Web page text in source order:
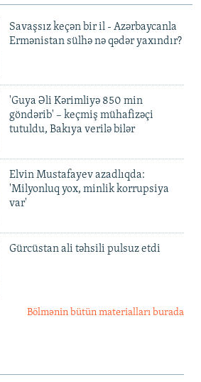
Savaşsız keçən bir il - Azərbaycanla
Ermənistan sülhə nə qədər yaxındır?
'Guya Əli Kərimliyə 850 min
göndərib' – keçmiş mühafizəçi
tutuldu, Bakıya verilə bilər
Elvin Mustafayev azadlıqda:
'Milyonluq yox, minlik korrupsiya
var'
Gürcüstan ali təhsili pulsuz etdi
Bölmənin bütün materialları burada